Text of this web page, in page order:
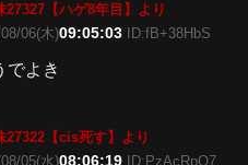
【ハゲ8年目】 より
08/06(木)09:05:03 ID:fB+38HbS
でよき
27322【cis死す】 より
08/05(水)08:06:19 ID:PzAcRpQ7